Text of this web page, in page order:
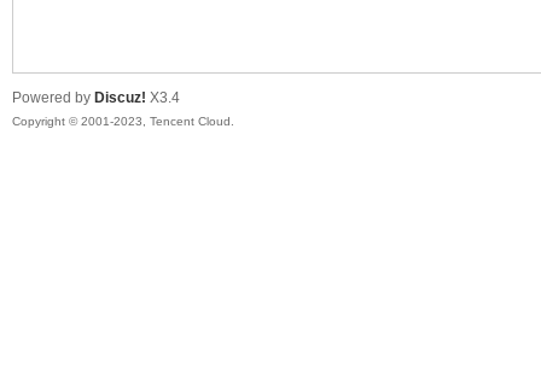
Powered by Discuz! X3.4
Copyright © 2001-2023, Tencent Cloud.